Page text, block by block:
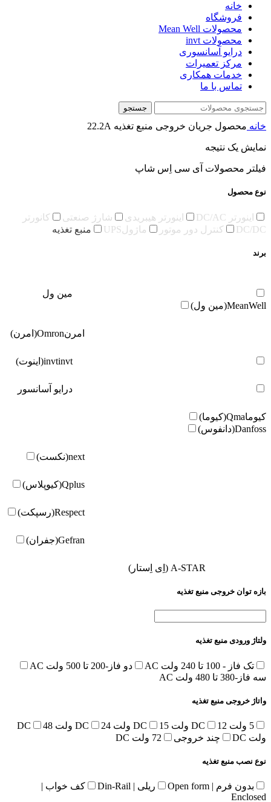
خانه
فروشگاه
محصولات Mean Well
محصولات invt
درایو آسانسوری
مرکز تعمیرات
خدمات همکاری
تماس با ما
جستجو
خانه محصول جریان خروجی منبع تغذیه 22.2A
نمایش یک نتیجه
فیلتر محصولات آی سی اِس شاپ
نوع محصول
اینورتر DC/AC اینورتر هیبریدی شارژ صنعتی
کانورتر
DC/DC
کنترل دور موتور ماژولUPS منبع تغذیه
برند
مین ول
MeanWell(مین ول)
امرنOmron(امرن)
invtinvt(اینوت)
درایو آسانسور
کیوماQma(کیوما)
Danfoss(دانفوس)
next(نکست)
Qplus(کیوپلاس)
Respect(رسپکت)
Gefran(جفران)
A-STAR (اِی اِستار)
بازه توان خروجی منبع تغذیه
ولتاژ ورودی منبع تغذیه
تک فاز - 100 تا 240 ولت AC
دو فاز-200 تا 500 ولت AC
سه فاز-380 تا 480 ولت AC
واتاژ خروجی منبع تغذیه
5 ولت DC 12 ولت DC 15 ولت DC 24 ولت DC
48
ولت DC
چند خروجی 72 ولت DC
نوع نصب منبع تغذیه
بدون فرم | Open form ریلی | Din-Rail
کف خواب |
Enclosed